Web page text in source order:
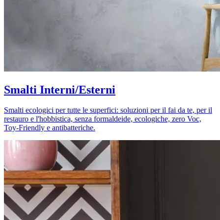
Smalti Interni/Esterni
Smalti ecologici per tutte le superfici: soluzioni per il fai da te, per il
restauro e l'hobbistica, senza formaldeide, ecologiche, zero Voc,
Toy-Friendly e antibatteriche.